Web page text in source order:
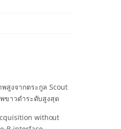
สูงจากตระกูล Scout
ขาวดำระดับสูงสุด
without